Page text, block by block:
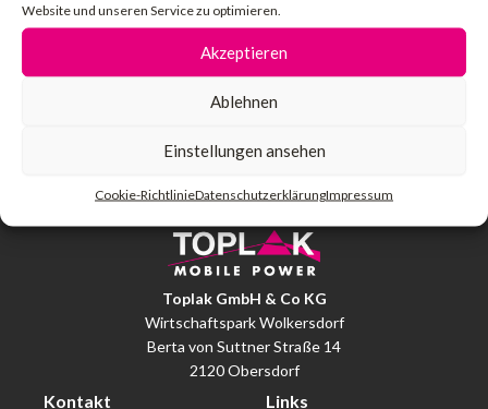
Website und unseren Service zu optimieren.
Akzeptieren
Ablehnen
Einstellungen ansehen
Cookie-RichtlinieDatenschutzerklärungImpressum
Auftreten des internationalen Catering-
Unternehmens Do & Co in den USA griff
dieser – wie schon […]
Toplak GmbH & Co KG
Wirtschaftspark Wolkersdorf
Berta von Suttner Straße 14
2120 Obersdorf
Kontakt Links